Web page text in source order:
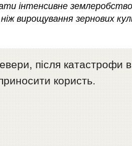
інтенсивне
вирощування зернових
після катастрофи в
користь.